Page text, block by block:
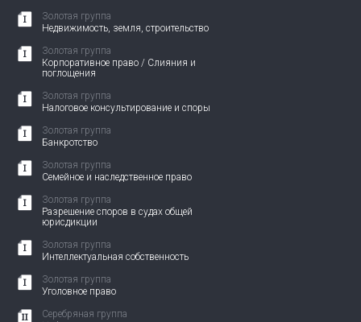
Золотая группа
Недвижимость, земля, строительство
Золотая группа
Корпоративное право / Слияния и
поглощения
Золотая группа
Налоговое консультирование и споры
Золотая группа
Банкротство
Золотая группа
Семейное и наследственное право
Золотая группа
Разрешение споров в судах общей
юрисдикции
Золотая группа
Интеллектуальная собственность
Золотая группа
Уголовное право
Серебряная группа